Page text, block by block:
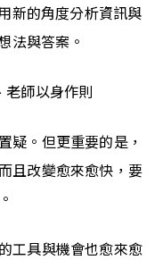
新的角度分析資訊與
法與答案。
師以身作則
疑。但更重要的是，
且改變愈來愈快，要
工具與機會也愈來愈